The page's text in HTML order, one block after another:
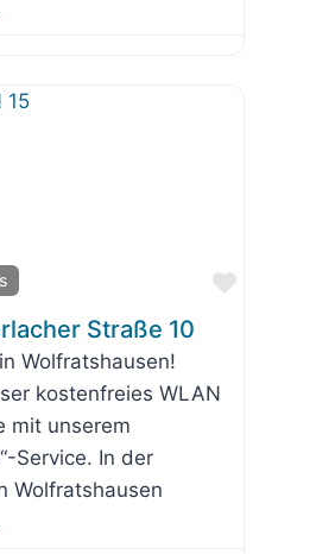
Favorit
Straße 10
Wolfratshausen!
kostenfreies WLAN
mit unserem
Service. In der
Wolfratshausen